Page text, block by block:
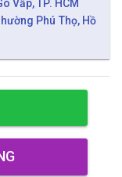
Vấp, TP. HCM
Phú Thọ, Hồ